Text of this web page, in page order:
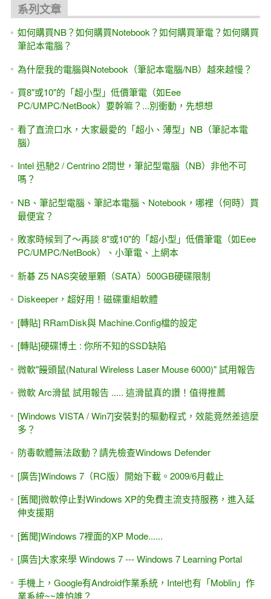
系列文章
如何購買NB？如何購買Notebook？如何購買筆電？如何購買
筆記本電腦？
為什麼我的電腦與Notebook（筆記本電腦/NB）越來越慢？
買8"或10"的「超小型」低價筆電（如Eee
PC/UMPC/NetBook）要幹嘛？...別衝動，先想想
看了直流口水，大家最愛的「超小、薄型」NB（筆記本電
腦）
Intel 迅馳2 / Centrino 2問世，筆記型電腦（NB）非他不可
嗎？
NB、筆記型電腦、筆記本電腦、Notebook，哪裡（何時）買
最便宜？
敗家時候到了～再談 8"或10"的「超小型」低價筆電（如Eee
PC/UMPC/NetBook）、小筆電、上網本
新碁 Z5 NAS突破單顆（SATA）500GB硬碟限制
Diskeeper，超好用！磁碟重組軟體
[轉貼] RRamDisk與 Machine.Config檔的設定
[轉貼]硬碟博土 : 你所不知的SSD缺陷
微軟"饅頭鼠(Natural Wireless Laser Mouse 6000)" 試用報告
微軟 Arc滑鼠 試用報告 ..... 這滑鼠真的讚！值得推薦
[Windows VISTA / Win7]安裝對的驅動程式，效能竟然差這麼
多？
防毒軟體無法啟動？請先檢查Windows Defender
[廣告]Windows 7（RC版）開始下載。2009/6月截止
[舊聞]微軟停止對Windows XP的免費主流支持服務，進入延
伸支援期
[舊聞]Windows 7裡面的XP Mode......
[廣告]大家來學 Windows 7 --- Windows 7 Learning Portal
手機上，Google有Android作業系統，Intel也有「Moblin」作
業系統~~誰怕誰？